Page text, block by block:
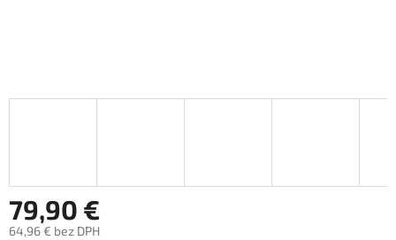
79,90 €
64,96 € bez DPH